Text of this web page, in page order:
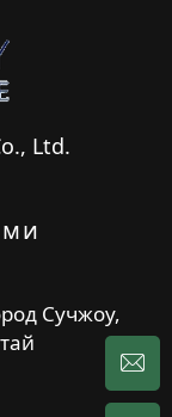
Ltd.
Сучжоу,